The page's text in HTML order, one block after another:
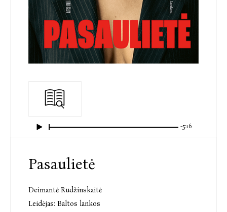
-5:16
Pasaulietė
Deimantė Rudžinskaitė
Leidėjas: Baltos lankos